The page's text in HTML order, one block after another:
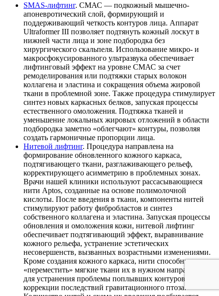
SMAS-лифтинг. СМАС — подкожный мышечно-
апоневротический слой, формирующий и
поддерживающий четкость контуров лица. Аппарат
Ultraformer III позволяет подтянуть кожный лоскут в
нижней части лица и зоне подбородка без
хирургического скальпеля. Использование микро- и
макросфокусированного ультразвука обеспечивает
лифтинговый эффект на уровне СМАС за счет
ремоделирования или подтяжки старых волокон
коллагена и эластина и сокращения объема жировой
ткани в проблемной зоне. Также процедура стимулирует
синтез новых каркасных белков, запуская процессы
естественного омоложения. Подтяжка тканей и
уменьшение локальных жировых отложений в области
подбородка заметно «облегчают» контуры, позволяя
создать гармоничные пропорции лица.
Нитевой лифтинг. Процедура направлена на
формирование обновленного кожного каркаса,
подтягивающего ткани, разглаживающего рельеф,
корректирующего асимметрию в проблемных зонах.
Врачи нашей клиники используют рассасывающиеся
нити Aptos, созданные на основе полимолочной
кислоты. После введения в ткани, компоненты нитей
стимулируют работу фибробластов и синтез
собственного коллагена и эластина. Запуская процессы
обновления и омоложения кожи, нитевой лифтинг
обеспечивает подтягивающий эффект, выравнивание
кожного рельефа, устранение эстетических
несовершенств, вызванных возрастными изменениями.
Кроме создания кожного каркаса, нити способны
«переместить» мягкие ткани их в нужном направлении
для устранения проблемы поплывших контуров и
коррекции последствий гравитационного птоза.